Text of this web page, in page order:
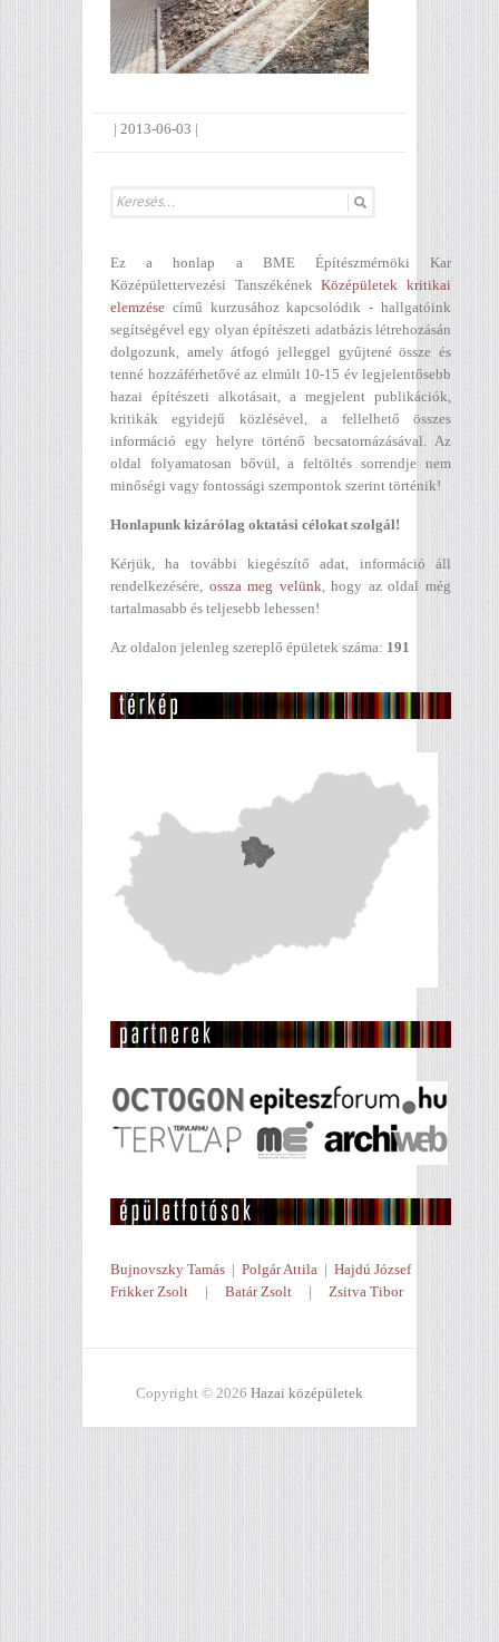
| 2013-06-03 |
Ez a honlap a BME Építészmérnöki Kar
Középülettervezési TanszékénekKözépületek kritikai
elemzése című kurzusához kapcsolódik - hallgatóink
segítségével egy olyan építészeti adatbázis létrehozásán
dolgozunk, amely átfogó jelleggel gyűjtené össze és
tenné hozzáférhetővé az elmúlt 10-15 év legjelentősebb
hazai építészeti alkotásait, a megjelent publikációk,
kritikák egyidejű közlésével, a fellelhető összes
információ egy helyre történő becsatornázásával. Az
oldal folyamatosan bővül, a feltöltés sorrendje nem
minőségi vagy fontossági szempontok szerint történik!
Honlapunk kizárólag oktatási célokat szolgál!
Kérjük, ha további kiegészítő adat, információ áll
rendelkezésére, ossza meg velünk , hogy az oldal még
tartalmasabb és teljesebb lehessen!
Az oldalon jelenleg szereplő épületek száma: 191
Bujnovszky Tamás | Polgár Attila | Hajdú József
Frikker Zsolt | Batár Zsolt | Zsitva Tibor
Copyright © 2026 Hazai középületek